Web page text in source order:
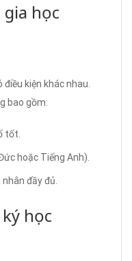
học
kiện khác nhau.
bao gồm:
tốt.
hoặc Tiếng Anh).
đầy đủ.
học